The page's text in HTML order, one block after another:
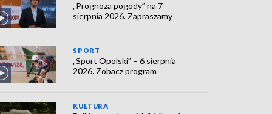
„Prognoza pogody” na 7
sierpnia 2026. Zapraszamy
SPORT
„Sport Opolski” – 6 sierpnia
2026. Zobacz program
KULTURA